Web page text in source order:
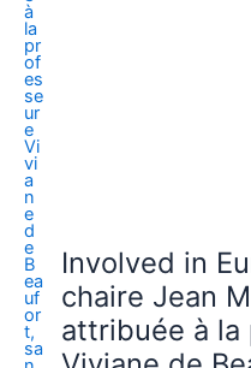
Involved in
chaire Jean
attribuée à la